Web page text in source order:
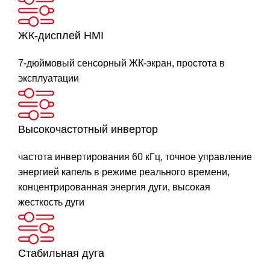
ЖК-дисплей HMI
7-дюймовый сенсорный ЖК-экран, простота в
эксплуатации
Высокочастотный инвертор
частота инвертирования 60 кГц, точное управление
энергией капель в режиме реального времени,
концентрированная энергия дуги, высокая
жесткость дуги
Стабильная дуга